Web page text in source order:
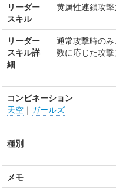
リーダー
スキル
黄属性連鎖攻撃
リーダー
スキル詳
細
通常攻撃時の
数に応じた攻
コンビネーション
天空 ｜ ガールズ
種別
メモ